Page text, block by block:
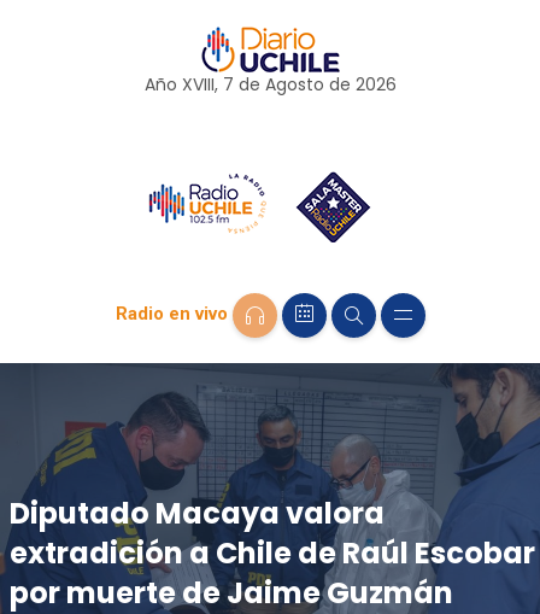
Año XVIII, 7 de Agosto de 2026
Radio en vivo
Diputado Macaya valora
extradición a Chile de Raúl Escobar
por muerte de Jaime Guzmán